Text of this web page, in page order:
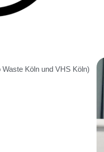
Köln und VHS Köln)